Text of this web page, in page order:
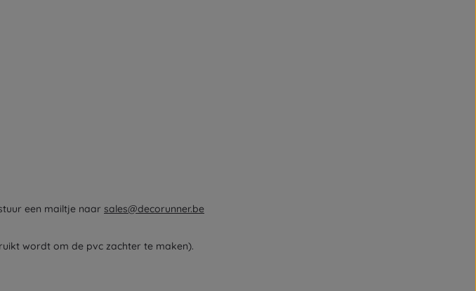
een mailtje naar sales@decorunner.be
wordt om de pvc zachter te maken).